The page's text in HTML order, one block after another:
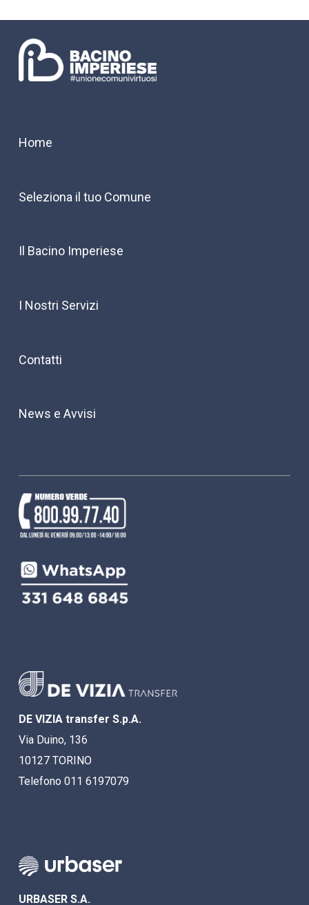
Home
Seleziona il tuo Comune
Il Bacino Imperiese
I Nostri Servizi
Contatti
News e Avvisi
DE VIZIA transfer S.p.A.
Via Duino, 136
10127 TORINO
Telefono 011 6197079
URBASER S.A.